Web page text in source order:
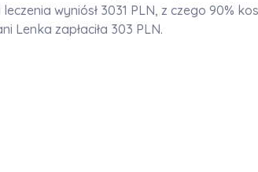
wyniósł 3031 PLN, z czego 90%
Lenka zapłaciła 303 PLN.